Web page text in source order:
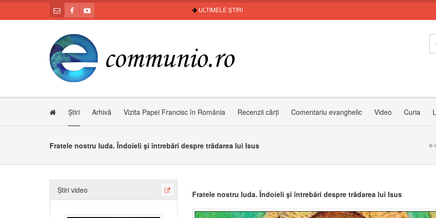
ULTIMELE ȘTIRI
Știri Arhivă Vizita Papei Francisc în România Recenzii cărți Comentariu evanghelic Video Curia
Fratele nostru Iuda. Îndoieli şi întrebări despre trădarea lui Isus e-
Știri video Fratele nostru Iuda. Îndoieli şi întrebări despre trădarea lui Isus